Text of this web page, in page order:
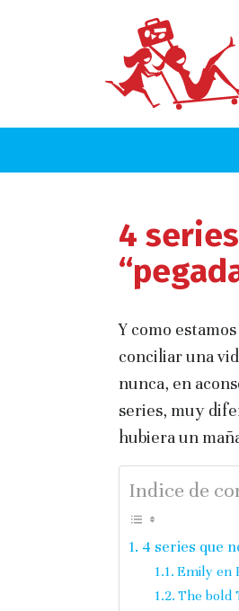
4
Y como
conciliar una
nunca, en
series, muy
hubiera un
Indice de
4 series que
Emily en
The bold